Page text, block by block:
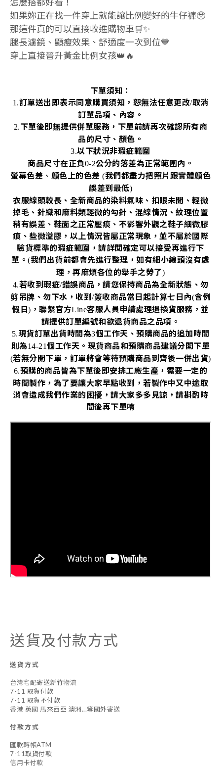
如果妳正在找一件穿上就能讓比例變好的牛仔褲🥹
那這件真的可以直接收進購物車🛒✨
腿長濾鏡、顯瘦效果、舒適度一次到位💙
穿上直接晉升黃金比例女孩👑🔥
下單須知：
1.訂單送出即表示同意購買須知，恕無法任意更改/取消
訂單品項、內容。
2.下單後即無提供併單服務，下單前請再次確認所有商
品的尺寸、顏色。
3.以下狀況非瑕疵範圍
商品尺寸在正負0-2公分的落差為正常範圍內。
螢幕色差 、 顏色上的色差 (我們都盡力把照片跟實體顏色
誤差到最低)
衣服線頭較長、全新商品的染料氣味、扣眼未開、輕微
掉毛、針織和麻料類輕微的勾針、混線情況、紋理位置
稍有誤差、鞋面之正常壓痕、不影響外觀之鞋子細微膠
痕、些微溢膠，以上情況皆屬正常現象，並不屬於國際
驗貨標準的瑕疵範圍，請詳閱確定可以接受再進行下
單。(我們出貨前都會先進行整理，如有細小線頭沒有處
理，再麻煩各位的舉手之勞了)
4.若收到瑕疵/錯誤商品，請您保持商品為全新狀態、勿
剪吊牌、勿下水，收到 /簽收商品當日起計算七日內(含例
假日) ，聯繫官方Line客服人員申請處理退換貨服務，並
請提供訂單編號和欲退貨商品之品項。
5.現貨訂單出貨時間為3個工作天、預購商品的追加時間
則為14-21個工作天。現貨商品和預購商品建議分開下單
(若無分開下單，訂單將會等待預購商品到齊後一併出貨)
6.預購的商品皆為下單後即安排工廠生產，需要一定的
時間製作，為了要讓大家早點收到，若製作中又中途取
消會造成我們作業的困擾，請大家多多見諒，請斟酌時
間後再下單唷
送貨及付款方式
送貨方式
台灣宅配寄送新竹物流
7-11 取貨付款
7-11 取貨不付款
香港 英國 馬來西亞 澳洲...等國外寄送
付款方式
匯款轉帳ATM
7-11取貨付款
信用卡付款